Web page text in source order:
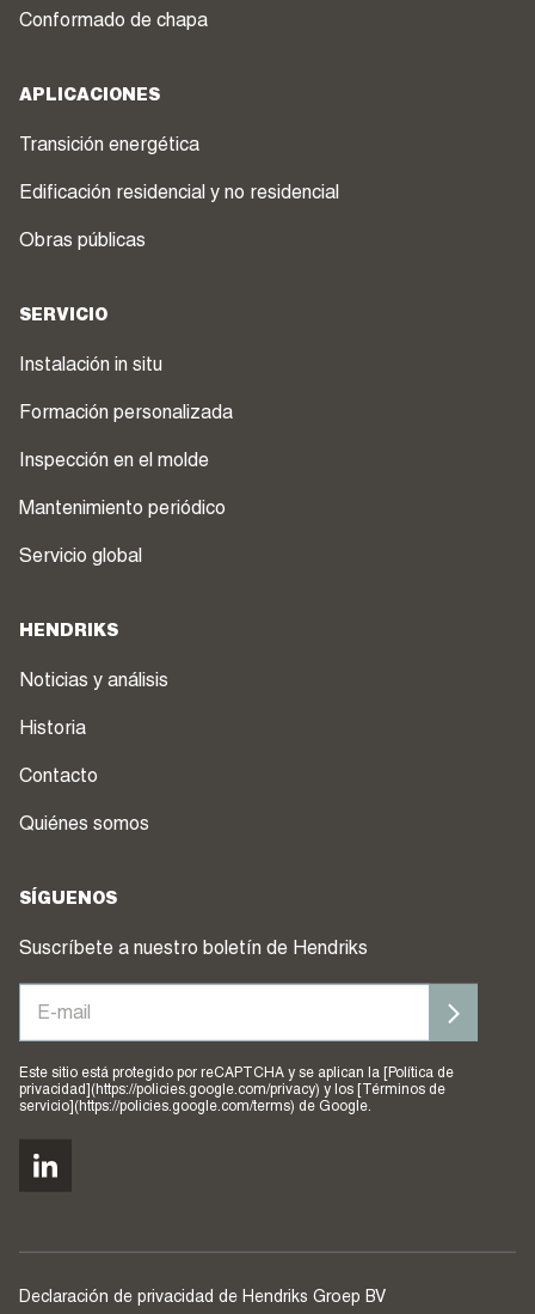
Conformado de chapa
APLICACIONES
Transición energética
Edificación residencial y no residencial
Obras públicas
SERVICIO
Instalación in situ
Formación personalizada
Inspección en el molde
Mantenimiento periódico
Servicio global
HENDRIKS
Noticias y análisis
Historia
Contacto
Quiénes somos
SÍGUENOS
Suscríbete a nuestro boletín de Hendriks
Este sitio está protegido por reCAPTCHA y se aplican la [Política de
privacidad](https://policies.google.com/privacy) y los [Términos de
servicio](https://policies.google.com/terms) de Google.
Declaración de privacidad de Hendriks Groep BV